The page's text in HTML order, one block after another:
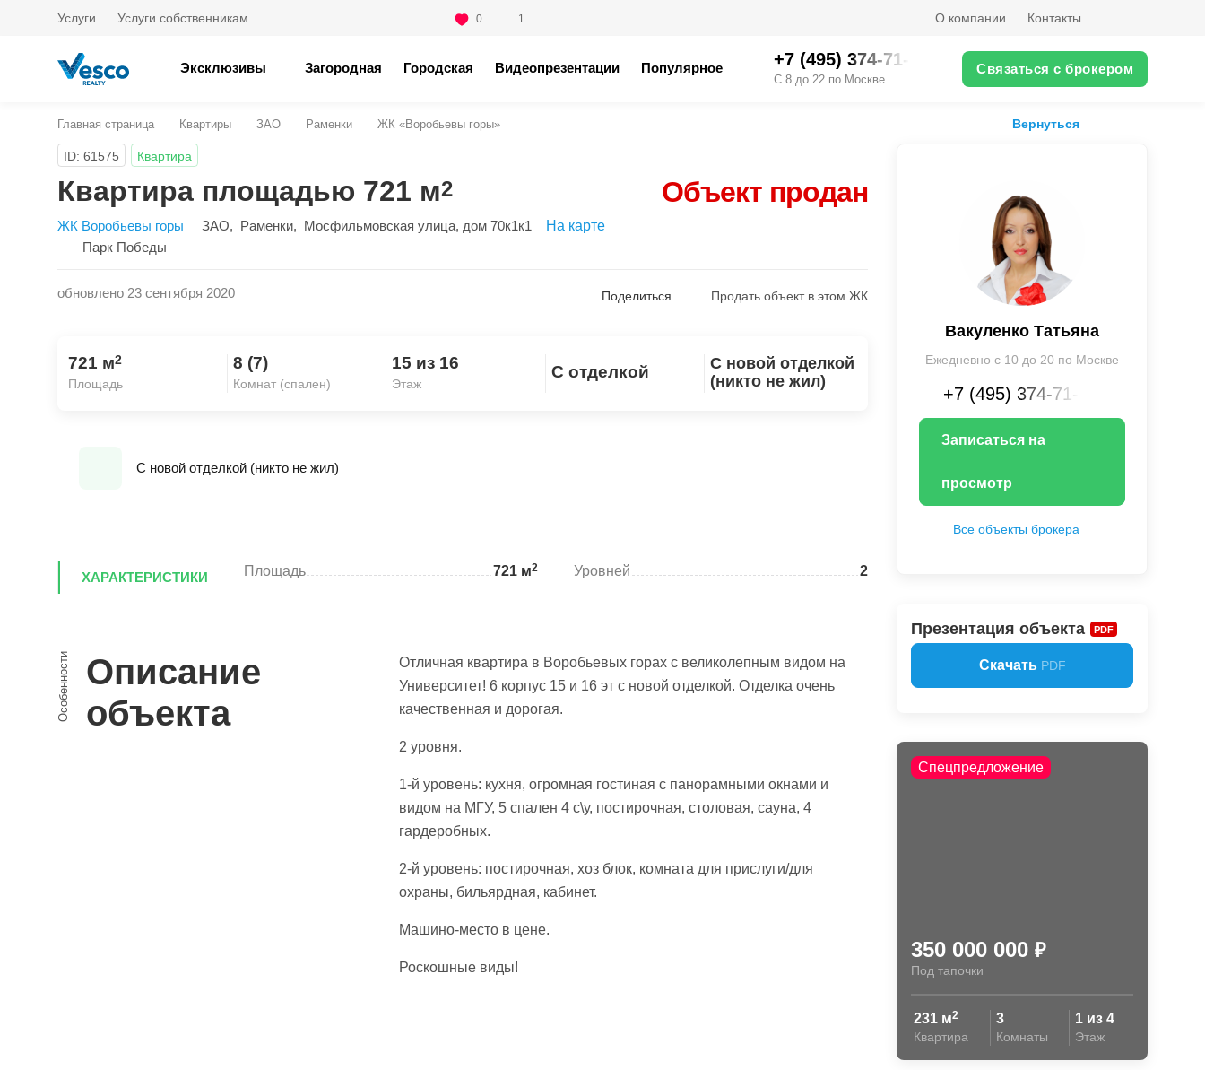
Услуги Услуги собственникам 0 1 О компании Контакты
Эксклюзивы Загородная Городская Видеопрезентации Популярное +7 (495) 374-71-XX
С 8 до 22 по Москве
Связаться с брокером
Главная страница Квартиры ЗАО Раменки ЖК «Воробьевы горы» Вернуться
ID: 61575 Квартира
Квартира площадью 721 м2 Объект продан
ЖК Воробьевы горы ЗАО, Раменки, Мосфильмовская улица, дом 70к1к1
На карте
Парк Победы
обновлено 23 сентября 2020 Поделиться
Скопировать ссылку
Продать объект в этом ЖК
721 м2
Площадь
8 (7)
Комнат (спален)
15 из 16
Этаж
С отделкой
С новой отделкой
(никто не жил)
С новой отделкой (никто не жил)
ХАРАКТЕРИСТИКИ Площадь 721 м2 Уровней 2
Особенности Описание
объекта
Отличная квартира в Воробьевых горах с великолепным видом на
Университет! 6 корпус 15 и 16 эт с новой отделкой. Отделка очень
качественная и дорогая.
2 уровня.
1-й уровень: кухня, огромная гостиная с панорамными окнами и
видом на МГУ, 5 спален 4 с\у, постирочная, столовая, сауна, 4
гардеробных.
2-й уровень: постирочная, хоз блок, комната для прислуги/для
охраны, бильярдная, кабинет.
Машино-место в цене.
Роскошные виды!
Вакуленко Татьяна
Ежедневно с 10 до 20 по Москве
+7 (495) 374-71-XX
Записаться на
просмотр
Все объекты брокера
Презентация объекта PDF
Скачать PDF
Спецпредложение
350 000 000 ₽
Под тапочки
231 м2
Квартира
3
Комнаты
1 из 4
Этаж